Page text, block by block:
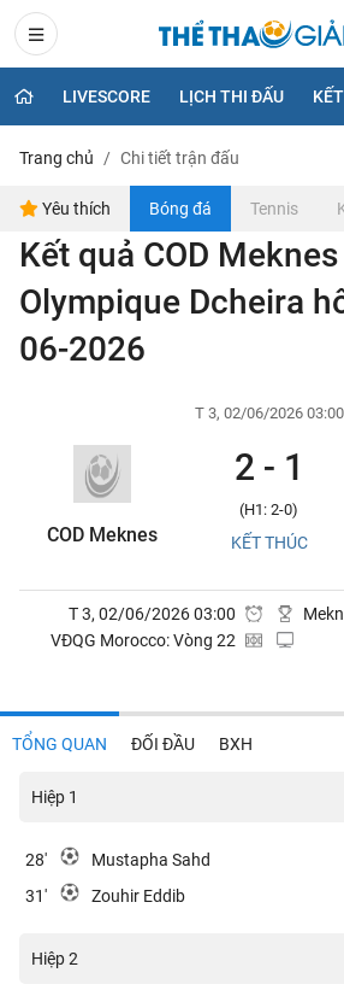
LIVESCORE LỊCH THI ĐẤU
Trang chủ Chi tiết trận đấu
Yêu thích Bóng đá Tennis
Kết quả COD
Olympique Dcheira
06-2026
T 3, 02/06/2026 03:00
COD Meknes
2 - 1
(H1: 2-0)
KẾT THÚC
T 3, 02/06/2026 03:00
VĐQG Morocco: Vòng 22
TỔNG QUAN ĐỐI ĐẦU BXH
Hiệp 1
28'
Mustapha Sahd
31'
Zouhir Eddib
Hiệp 2